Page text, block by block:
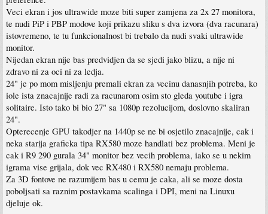
Veci ekran i jos ultrawide moze biti super zamjena za 2x 27 monitora,
te nudi PiP i PBP modove koji prikazu sliku s dva izvora (dva racunara)
istovremeno, te tu funkcionalnost bi trebalo da nudi svaki ultrawide
monitor.
Nijedan ekran nije bas predvidjen da se sjedi jako blizu, a nije ni
zdravo ni za oci ni za ledja.
24" je po mom misljenju premali ekran za vecinu danasnjih potreba, ko
iole ista znacajnije radi za racunarom osim sto gleda youtube i igra
solitaire. Isto tako bi bio 27" sa 1080p rezolucijom, doslovno skaliran
24".
Opterecenje GPU takodjer na 1440p se ne bi osjetilo znacajnije, cak i
neka starija graficka tipa RX580 moze handlati bez problema. Meni je
cak i R9 290 gurala 34" monitor bez vecih problema, iako se u nekim
igrama vise grijala, dok vec RX480 i RX580 nemaju problema.
Za 3D fontove ne razumijem bas u cemu je caka, ali se moze dosta
poboljsati sa raznim postavkama scalinga i DPI, meni na Linuxu
djeluje ok.